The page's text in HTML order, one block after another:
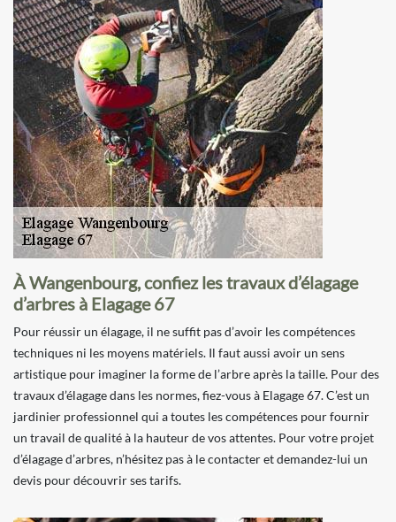
À Wangenbourg, confiez les travaux d’élagage
d’arbres à Elagage 67
Pour réussir un élagage, il ne suffit pas d’avoir les compétences
techniques ni les moyens matériels. Il faut aussi avoir un sens
artistique pour imaginer la forme de l’arbre après la taille. Pour des
travaux d’élagage dans les normes, fiez-vous à Elagage 67. C’est un
jardinier professionnel qui a toutes les compétences pour fournir
un travail de qualité à la hauteur de vos attentes. Pour votre projet
d’élagage d’arbres, n’hésitez pas à le contacter et demandez-lui un
devis pour découvrir ses tarifs.